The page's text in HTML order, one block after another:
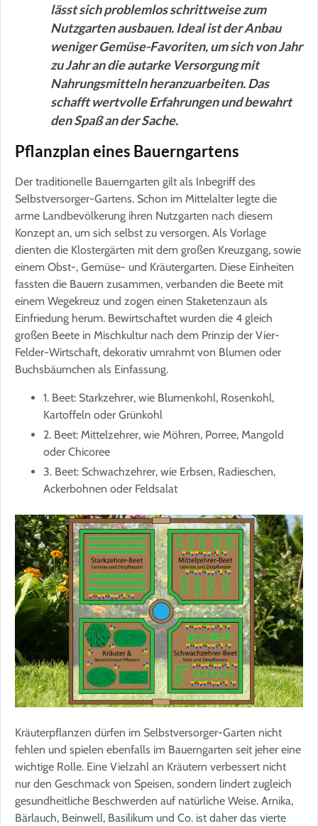
lässt sich problemlos schrittweise zum
Nutzgarten ausbauen. Ideal ist der Anbau
weniger Gemüse-Favoriten, um sich von Jahr
zu Jahr an die autarke Versorgung mit
Nahrungsmitteln heranzuarbeiten. Das
schafft wertvolle Erfahrungen und bewahrt
den Spaß an der Sache.
Pflanzplan eines Bauerngartens
Der traditionelle Bauerngarten gilt als Inbegriff des
Selbstversorger-Gartens. Schon im Mittelalter legte die
arme Landbevölkerung ihren Nutzgarten nach diesem
Konzept an, um sich selbst zu versorgen. Als Vorlage
dienten die Klostergärten mit dem großen Kreuzgang, sowie
einem Obst-, Gemüse- und Kräutergarten. Diese Einheiten
fassten die Bauern zusammen, verbanden die Beete mit
einem Wegekreuz und zogen einen Staketenzaun als
Einfriedung herum. Bewirtschaftet wurden die 4 gleich
großen Beete in Mischkultur nach dem Prinzip der Vier-
Felder-Wirtschaft, dekorativ umrahmt von Blumen oder
Buchsbäumchen als Einfassung.
1. Beet: Starkzehrer, wie Blumenkohl, Rosenkohl,
Kartoffeln oder Grünkohl
2. Beet: Mittelzehrer, wie Möhren, Porree, Mangold
oder Chicoree
3. Beet: Schwachzehrer, wie Erbsen, Radieschen,
Ackerbohnen oder Feldsalat
Kräuterpflanzen dürfen im Selbstversorger-Garten nicht
fehlen und spielen ebenfalls im Bauerngarten seit jeher eine
wichtige Rolle. Eine Vielzahl an Kräutern verbessert nicht
nur den Geschmack von Speisen, sondern lindert zugleich
gesundheitliche Beschwerden auf natürliche Weise. Arnika,
Bärlauch, Beinwell, Basilikum und Co. ist daher das vierte